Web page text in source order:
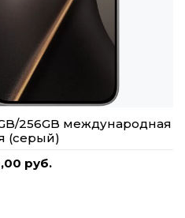
256GB международная
(серый)
руб.